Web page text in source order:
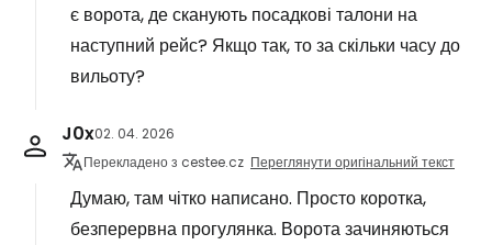
є ворота, де сканують посадкові талони на
наступний рейс? Якщо так, то за скільки часу до
вильоту?
J0x02. 04. 2026
Перекладено з cestee.cz Переглянути оригінальний текст
Думаю, там чітко написано. Просто коротка,
безперервна прогулянка. Ворота зачиняються